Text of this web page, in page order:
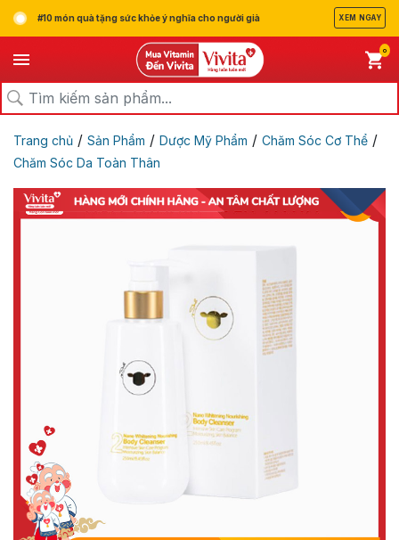
#10 món quà tặng sức khỏe ý nghĩa cho người già XEM NGAY
0
Trang chủ / Sản Phẩm / Dược Mỹ Phẩm / Chăm Sóc Cơ Thể /
Chăm Sóc Da Toàn Thân